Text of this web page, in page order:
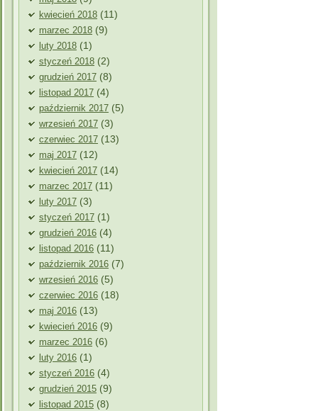
kwiecień 2018 (11)
marzec 2018 (9)
luty 2018 (1)
styczeń 2018 (2)
grudzień 2017 (8)
listopad 2017 (4)
październik 2017 (5)
wrzesień 2017 (3)
czerwiec 2017 (13)
maj 2017 (12)
kwiecień 2017 (14)
marzec 2017 (11)
luty 2017 (3)
styczeń 2017 (1)
grudzień 2016 (4)
listopad 2016 (11)
październik 2016 (7)
wrzesień 2016 (5)
czerwiec 2016 (18)
maj 2016 (13)
kwiecień 2016 (9)
marzec 2016 (6)
luty 2016 (1)
styczeń 2016 (4)
grudzień 2015 (9)
listopad 2015 (8)